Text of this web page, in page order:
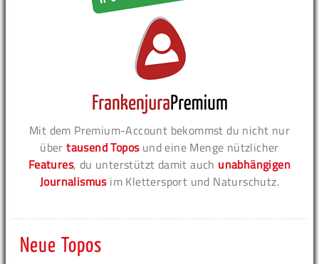
Mit dem Premium-Account bekommst du nicht nur
übertausend Toposund eine Menge nützlicher
Features, du unterstützt damit auch unabhängigen
Journalismusim Klettersport und Naturschutz.
Neue Topos